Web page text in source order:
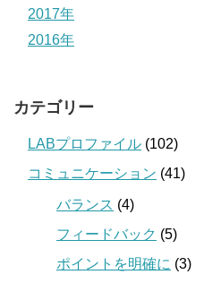
2017年
2016年
カテゴリー
LABプロファイル (102)
コミュニケーション (41)
バランス (4)
フィードバック (5)
ポイントを明確に (3)